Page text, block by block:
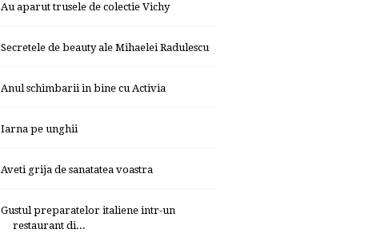
Au aparut trusele de colectie Vichy
Secretele de beauty ale Mihaelei Radulescu
Anul schimbarii in bine cu Activia
Iarna pe unghii
Aveti grija de sanatatea voastra
Gustul preparatelor italiene intr-un
restaurant di...